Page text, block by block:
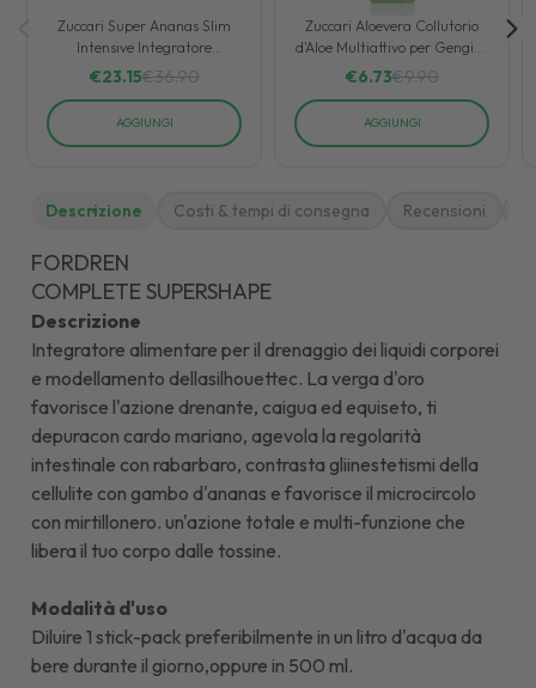
Zuccari Super Ananas Slim
Intensive Integratore
Drenante 25 Bustine
€23.15€36.90
AGGIUNGI
Zuccari Aloevera Collutorio
d'Aloe Multiattivo per Gengive
Sensibili 250 ml
€6.73€9.90
AGGIUNGI
Descrizione Costi & tempi di consegna Recensioni
FORDREN
COMPLETE SUPERSHAPE
Descrizione
Integratore alimentare per il drenaggio dei liquidi corporei
e modellamento dellasilhouettec. La verga d'oro
favorisce l'azione drenante, caigua ed equiseto, ti
depuracon cardo mariano, agevola la regolarità
intestinale con rabarbaro, contrasta gliinestetismi della
cellulite con gambo d'ananas e favorisce il microcircolo
con mirtillonero. un'azione totale e multi-funzione che
libera il tuo corpo dalle tossine.
Modalità d'uso
Diluire 1 stick-pack preferibilmente in un litro d'acqua da
bere durante il giorno,oppure in 500 ml.